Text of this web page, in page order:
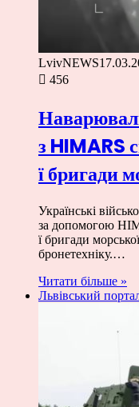
LvivNEWS
456
з HIMARS
ї бригади
Українські
за допомогою
ї бригади
бронетехніку.…
Читати більше »
Львівський